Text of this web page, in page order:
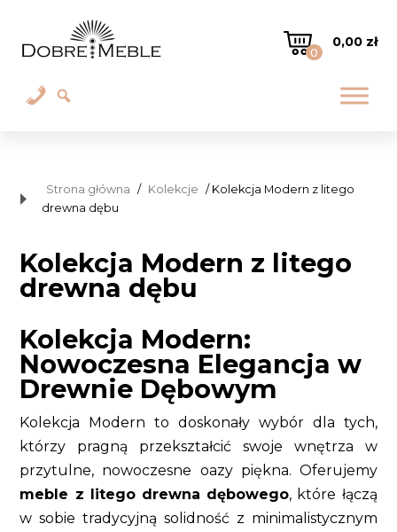
0
0,00 zł
Strona główna / Kolekcje / Kolekcja Modern z litego
drewna dębu
Kolekcja Modern z litego
drewna dębu
Kolekcja Modern:
Nowoczesna Elegancja w
Drewnie Dębowym
Kolekcja Modern to doskonały wybór dla tych,
którzy pragną przekształcić swoje wnętrza w
przytulne, nowoczesne oazy piękna. Oferujemy
meble z litego drewna dębowego, które łączą
w sobie tradycyjną solidność z minimalistycznym